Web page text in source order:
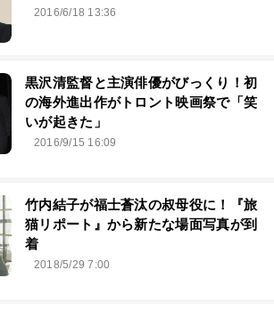
2016/6/18 13:36
黒沢清監督と主演俳優がびっくり！初
の海外進出作がトロント映画祭で「笑
いが起きた」
2016/9/15 16:09
竹内結子が福士蒼汰の叔母役に！『旅
猫リポート』から新たな場面写真が到
着
2018/5/29 7:00